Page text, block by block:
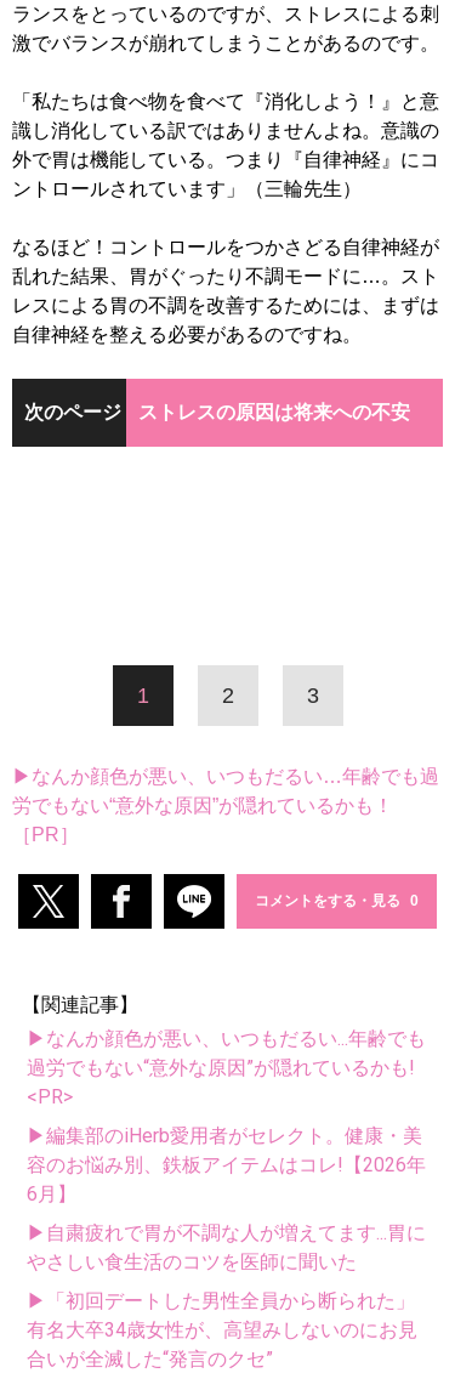
ランスをとっているのですが、ストレスによる刺
激でバランスが崩れてしまうことがあるのです。
「私たちは食べ物を食べて『消化しよう！』と意
識し消化している訳ではありませんよね。意識の
外で胃は機能している。つまり『自律神経』にコ
ントロールされています」（三輪先生）
なるほど！コントロールをつかさどる自律神経が
乱れた結果、胃がぐったり不調モードに…。スト
レスによる胃の不調を改善するためには、まずは
自律神経を整える必要があるのですね。
次のページ ストレスの原因は将来への不安
1 2 3
▶なんか顔色が悪い、いつもだるい…年齢でも過
労でもない“意外な原因”が隠れているかも！
［PR］
コメントをする・見る
【関連記事】
▶なんか顔色が悪い、いつもだるい...年齢でも
過労でもない“意外な原因”が隠れているかも!
<PR>
▶編集部のiHerb愛用者がセレクト。健康・美
容のお悩み別、鉄板アイテムはコレ!【2026年
6月】
▶自粛疲れで胃が不調な人が増えてます...胃に
やさしい食生活のコツを医師に聞いた
▶「初回デートした男性全員から断られた」
有名大卒34歳女性が、高望みしないのにお見
合いが全滅した“発言のクセ”